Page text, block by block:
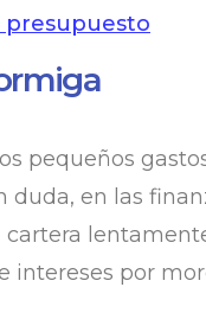
presupuesto
pequeños
duda, en las
intereses por